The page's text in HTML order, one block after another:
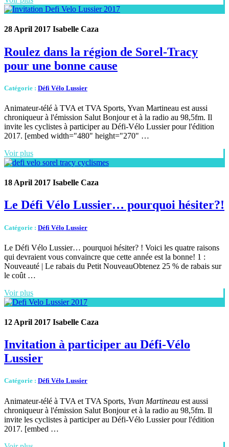
28 April 2017 Isabelle Caza
Roulez dans la région de Sorel-Tracy
pour une bonne cause
Catégorie : Défi Vélo Lussier
Animateur-télé à TVA et TVA Sports, Yvan Martineau est aussi
chroniqueur à l'émission Salut Bonjour et à la radio au 98,5fm. Il
invite les cyclistes à participer au Défi-Vélo Lussier pour l'édition
2017. [embed width="480" height="270" …
Voir plus
18 April 2017 Isabelle Caza
Le Défi Vélo Lussier… pourquoi hésiter?!
Catégorie : Défi Vélo Lussier
Le Défi Vélo Lussier… pourquoi hésiter? ! Voici les quatre raisons
qui devraient vous convaincre que cette année est la bonne! 1 :
Nouveauté | Le rabais du Petit NouveauObtenez 25 % de rabais sur
le coût …
Voir plus
12 April 2017 Isabelle Caza
Invitation à participer au Défi-Vélo
Lussier
Catégorie : Défi Vélo Lussier
Animateur-télé à TVA et TVA Sports, Yvan Martineau est aussi
chroniqueur à l'émission Salut Bonjour et à la radio au 98,5fm. Il
invite les cyclistes à participer au Défi-Vélo Lussier pour l'édition
2017. [embed …